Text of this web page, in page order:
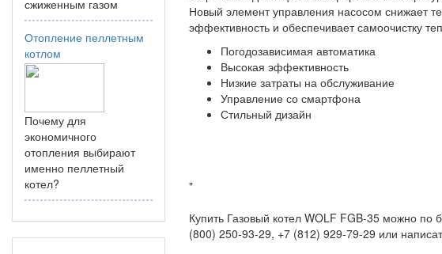
сжиженным газом
Отопление пеллетным
котлом
Почему для
экономичного
отопления выбирают
именно пеллетный
котел?
Новый элемент управления насосом снижает
эффективность и обеспечивает самоочистку
Погодозависимая автоматика
Высокая эффективность
Низкие затраты на обслуживание
Управление со смартфона
Стильный дизайн
"
Купить Газовый котел WOLF FGB-35 можно
(800) 250-93-29, +7 (812) 929-79-29 или